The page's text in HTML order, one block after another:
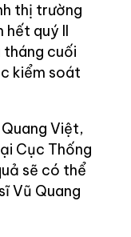
thị trường
hết quý II
tháng cuối
kiểm soát
Việt,
Cục Thống
sẽ có thể
Vũ Quang